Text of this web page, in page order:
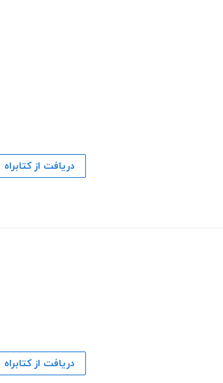
دریافت از کتابراه
دریافت از کتابراه